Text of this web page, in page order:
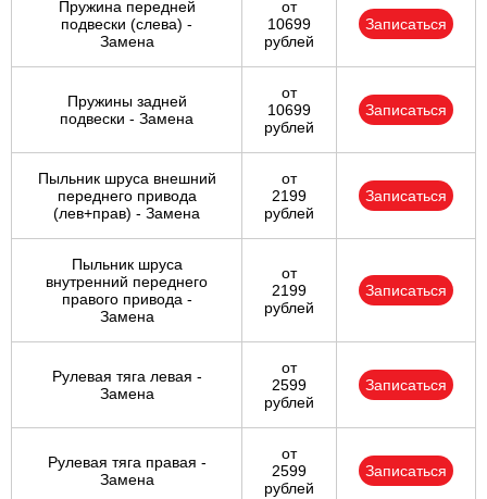
Пружина передней
подвески (слева) -
Замена
от
10699
рублей
Записаться
Пружины задней
подвески - Замена
от
10699
рублей
Записаться
Пыльник шруса внешний
переднего привода
(лев+прав) - Замена
от
2199
рублей
Записаться
Пыльник шруса
внутренний переднего
правого привода -
Замена
от
2199
рублей
Записаться
Рулевая тяга левая -
Замена
от
2599
рублей
Записаться
Рулевая тяга правая -
Замена
от
2599
рублей
Записаться